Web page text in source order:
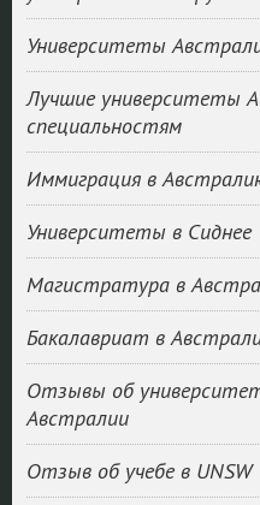
Университеты
Лучшие университеты
специальностям
Иммиграция в
Университеты в Сиднее
Магистратура в
Бакалавриат в
Отзывы об
Австралии
Отзыв об учебе в UNSW